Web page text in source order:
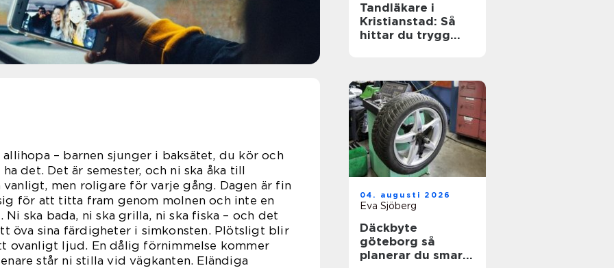
– barnen sjunger i baksätet, du kör och
det. Det är semester, och ni ska åka till
men roligare för varje gång. Dagen är fin
för att titta fram genom molnen och inte en
ska bada, ni ska grilla, ni ska fiska – och det
öva sina färdigheter i simkonsten. Plötsligt blir
ovanligt ljud. En dålig förnimmelse kommer
står ni stilla vid vägkanten. Eländiga
Tandläkare i
Kristianstad: Så
hittar du trygg
04. augusti 2026
Eva Sjöberg
Däckbyte
göteborg så
planerar du smart